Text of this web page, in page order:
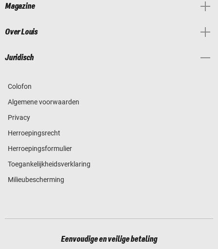
Magazine
Over Louis
Juridisch
Colofon
Algemene voorwaarden
Privacy
Herroepingsrecht
Herroepingsformulier
Toegankelijkheidsverklaring
Milieubescherming
Eenvoudige en veilige betaling